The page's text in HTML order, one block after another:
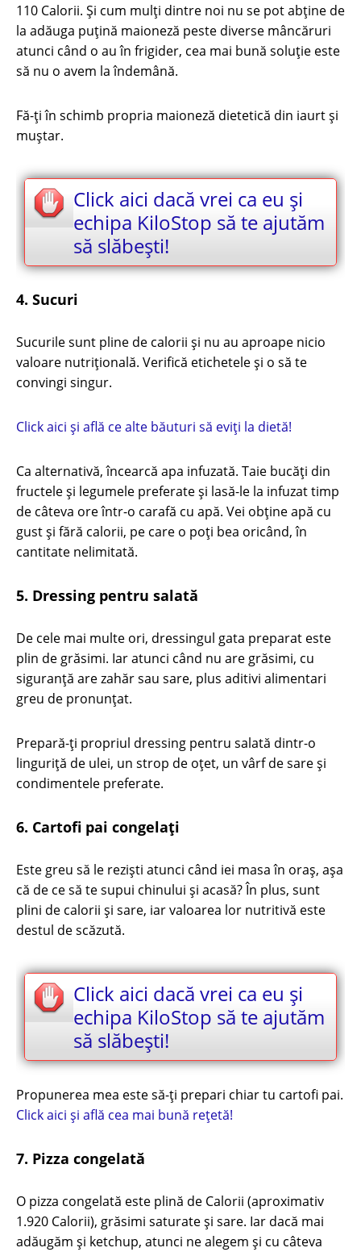
110 Calorii. Și cum mulți dintre noi nu se pot abține de
la adăuga puțină maioneză peste diverse mâncăruri
atunci când o au în frigider, cea mai bună soluție este
să nu o avem la îndemână.
Fă-ți în schimb propria maioneză dietetică din iaurt și
muștar.
Click aici dacă vrei ca eu și
echipa KiloStop să te ajutăm
să slăbești!
4. Sucuri
Sucurile sunt pline de calorii și nu au aproape nicio
valoare nutrițională. Verifică etichetele și o să te
convingi singur.
Click aici și află ce alte băuturi să eviți la dietă!
Ca alternativă, încearcă apa infuzată. Taie bucăți din
fructele și legumele preferate și lasă-le la infuzat timp
de câteva ore într-o carafă cu apă. Vei obține apă cu
gust și fără calorii, pe care o poți bea oricând, în
cantitate nelimitată.
5. Dressing pentru salată
De cele mai multe ori, dressingul gata preparat este
plin de grăsimi. Iar atunci când nu are grăsimi, cu
siguranță are zahăr sau sare, plus aditivi alimentari
greu de pronunțat.
Prepară-ți propriul dressing pentru salată dintr-o
linguriță de ulei, un strop de oțet, un vârf de sare și
condimentele preferate.
6. Cartofi pai congelați
Este greu să le reziști atunci când iei masa în oraș, așa
că de ce să te supui chinului și acasă? În plus, sunt
plini de calorii și sare, iar valoarea lor nutritivă este
destul de scăzută.
Click aici dacă vrei ca eu și
echipa KiloStop să te ajutăm
să slăbești!
Propunerea mea este să-ți prepari chiar tu cartofi pai.
Click aici și află cea mai bună rețetă!
7. Pizza congelată
O pizza congelată este plină de Calorii (aproximativ
1.920 Calorii), grăsimi saturate și sare. Iar dacă mai
adăugăm și ketchup, atunci ne alegem și cu câteva